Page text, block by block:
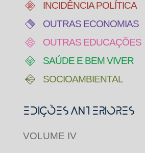
INCIDÊNCIA POLÍTICA
OUTRAS ECONOMIAS
OUTRAS EDUCAÇÕES
SAÚDE E BEM VIVER
SOCIOAMBIENTAL
Edições Anteriores
VOLUME IV